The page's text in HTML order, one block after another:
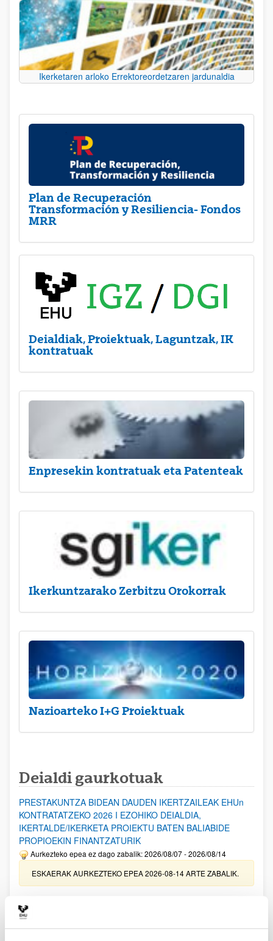
Ikerketaren arloko Errektoreordetzaren jardunaldia
Plan de Recuperación
Transformación y Resiliencia- Fondos
MRR
Deialdiak, Proiektuak, Laguntzak, IK
kontratuak
Enpresekin kontratuak eta Patenteak
Ikerkuntzarako Zerbitzu Orokorrak
Nazioarteko I+G Proiektuak
Deialdi gaurkotuak
PRESTAKUNTZA BIDEAN DAUDEN IKERTZAILEAK EHUn
KONTRATATZEKO 2026 I EZOHIKO DEIALDIA,
IKERTALDE/IKERKETA PROIEKTU BATEN BALIABIDE
PROPIOEKIN FINANTZATURIK
Aurkezteko epea ez dago zabalik: 2026/08/07 - 2026/08/14
ESKAERAK AURKEZTEKO EPEA 2026-08-14 ARTE ZABALIK.
erosi eta berritzeko laguntzak 2026
Izapide irekia